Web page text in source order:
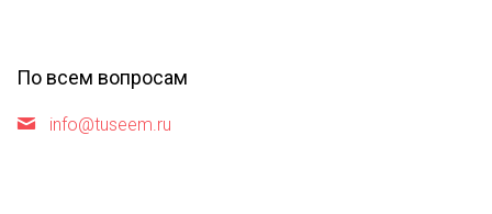
По всем вопросам
info@tuseem.ru